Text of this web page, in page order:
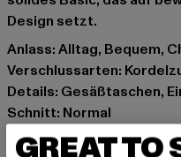
Design setzt.
Anlass: Alltag, Bequem,
Verschlussarten:
Details: Gesäßtaschen,
Schnitt: Normal
Marke: BENLEE
GREAT TO